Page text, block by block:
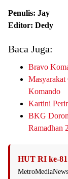
Penulis: Jay
Editor: Dedy
Baca Juga:
Bravo
Komando
Kartini
BKG
Ramadhan
HUT RI ke-